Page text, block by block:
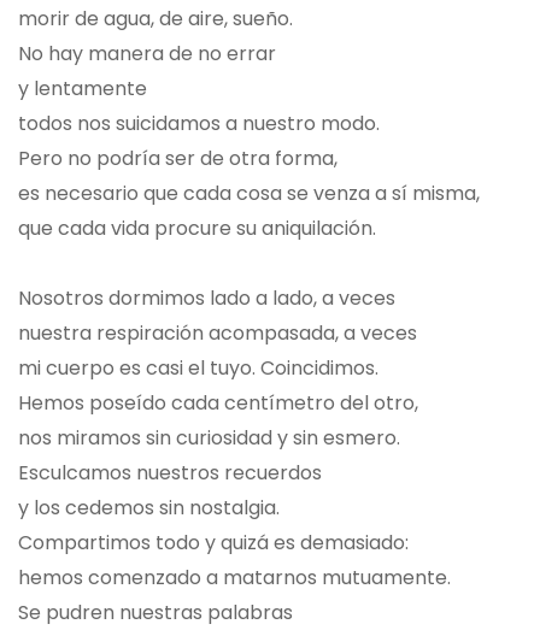
morir de agua, de aire, sueño.
No hay manera de no errar
y lentamente
todos nos suicidamos a nuestro modo.
Pero no podría ser de otra forma,
es necesario que cada cosa se venza a sí misma,
que cada vida procure su aniquilación.
Nosotros dormimos lado a lado, a veces
nuestra respiración acompasada, a veces
mi cuerpo es casi el tuyo. Coincidimos.
Hemos poseído cada centímetro del otro,
nos miramos sin curiosidad y sin esmero.
Esculcamos nuestros recuerdos
y los cedemos sin nostalgia.
Compartimos todo y quizá es demasiado:
hemos comenzado a matarnos mutuamente.
Se pudren nuestras palabras